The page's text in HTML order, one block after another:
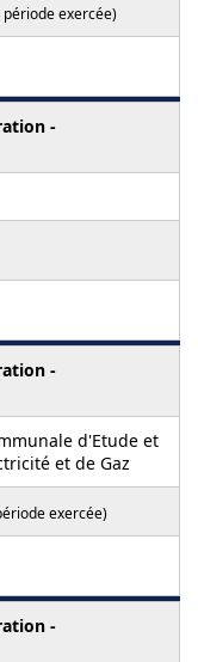
exercée)
-
-
d'Etude et
et de Gaz
exercée)
-